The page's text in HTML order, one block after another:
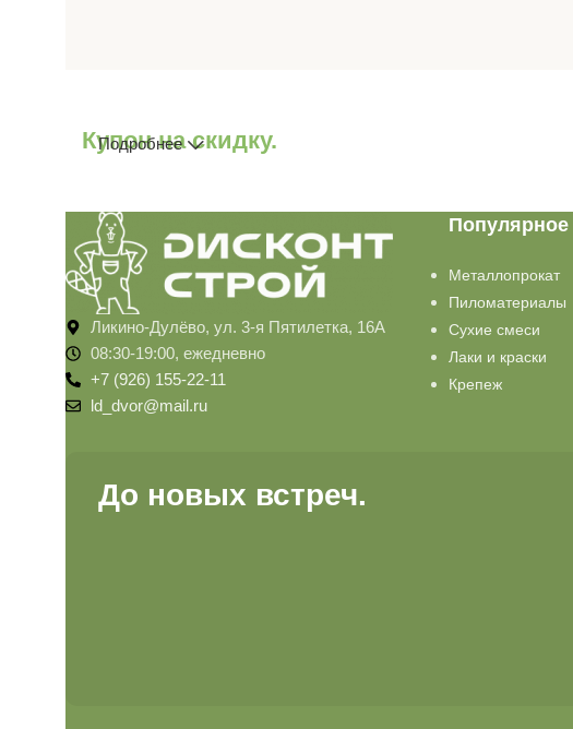
Купон на скидку.
Подробнее
Ликино-Дулёво, ул. 3-я Пятилетка, 16А
08:30-19:00, ежедневно
+7 (926) 155-22-11
ld_dvor@mail.ru
Популярное
Металлопрокат
Пиломатериалы
Сухие смеси
Лаки и краски
Крепеж
До новых встреч.